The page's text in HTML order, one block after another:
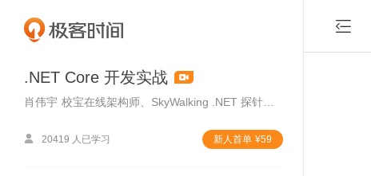
.NET Core 开发实战
肖伟宇
 20419 人已学习 新⼈⾸单 ¥59
